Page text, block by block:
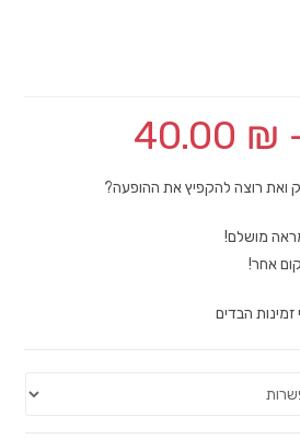
40.00 ₪
ואת רוצה להקפיץ את ההופעה?
מושלם!
אחר!
הבדים